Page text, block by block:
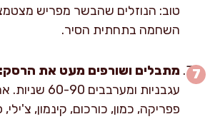
טוב: הנוזלים שהבשר מפריש
השחמה בתחתית הסיר.
מתבלים ושורפים מעט את הרסק:
עגבניות